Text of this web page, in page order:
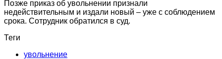
Позже приказ об увольнении признали
недействительным и издали новый – уже с соблюдением
срока. Сотрудник обратился в суд.
Теги
увольнение